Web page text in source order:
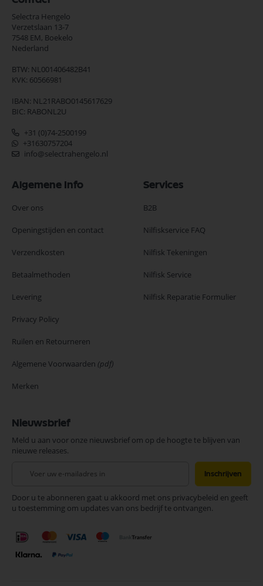
Selectra Hengelo
Verzetslaan 13-7
7548 EM, Boekelo
Nederland
BTW: NL001406482B41
KVK: 60566981
IBAN: NL21RABO0145617629
BIC: RABONL2U
+31 (0)74-2500199
+31630757204
info@selectrahengelo.nl
Algemene Info
Over ons
Openingstijden en contact
Verzendkosten
Betaalmethoden
Levering
Privacy Policy
Ruilen en Retourneren
Algemene Voorwaarden (pdf)
Merken
Services
B2B
Nilfiskservice FAQ
Nilfisk Tekeningen
Nilfisk Service
Nilfisk Reparatie Formulier
Nieuwsbrief
Meld u aan voor onze nieuwsbrief om op de hoogte te blijven van
nieuwe releases.
onze
nieuwsbrief
Inschrijven
Door u te abonneren gaat u akkoord met ons privacybeleid en geeft
u toestemming om updates van ons bedrijf te ontvangen.